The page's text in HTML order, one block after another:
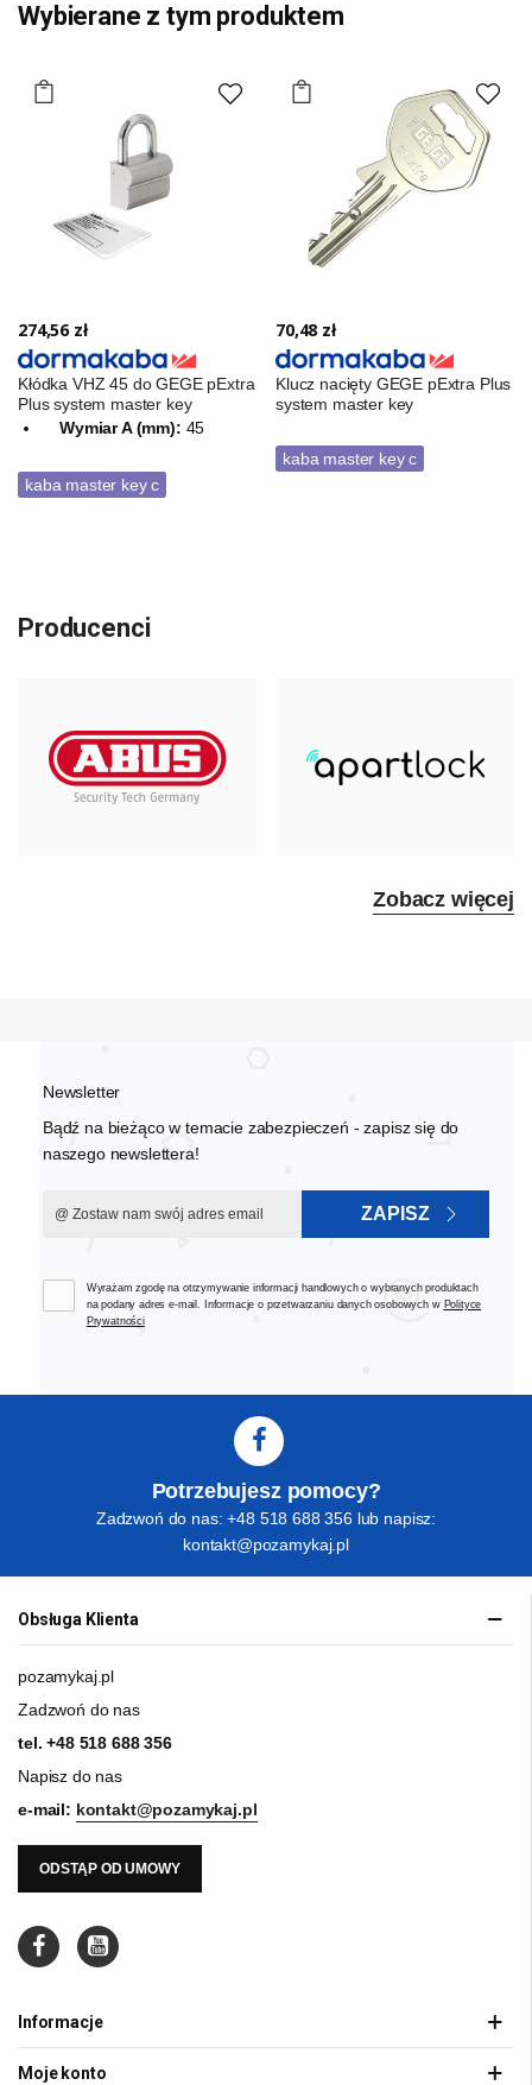
Wybierane z tym produktem
274,56 zł
Kłódka VHZ 45 do GEGE pExtra
Plus system master key
Wymiar A (mm): 45
kaba master key c
70,48 zł
Klucz nacięty GEGE pExtra Plus
system master key
kaba master key c
Producenci
Zobacz więcej
Newsletter
Bądź na bieżąco w temacie zabezpieczeń - zapisz się do
naszego newslettera!
ZAPISZ
Wyrażam zgodę na otrzymywanie informacji handlowych o wybranych produktach
na podany adres e-mail. Informacje o przetwarzaniu danych osobowych w Polityce
Prywatności
Potrzebujesz pomocy?
Zadzwoń do nas: +48 518 688 356 lub napisz:
kontakt@pozamykaj.pl
Obsługa Klienta
pozamykaj.pl
Zadzwoń do nas
tel.+48 518 688 356
Napisz do nas
e-mail: kontakt@pozamykaj.pl
ODSTĄP OD UMOWY
Informacje
Moje konto